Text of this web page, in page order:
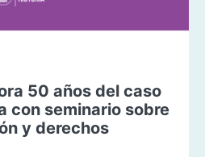
50 años del caso
con seminario sobre
y derechos